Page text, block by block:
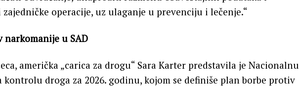
operacije, uz ulaganje u prevenciju i lečenje.“
narkomanije u SAD
američka „carica za drogu“ Sara Karter predstavila je Nacionalnu
kontrolu droga za 2026. godinu, kojom se definiše plan borbe protiv